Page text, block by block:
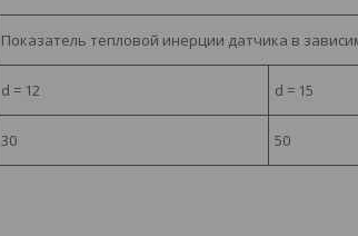
Показатель тепловой инерции датчика в
d = 12 d = 15
30 50